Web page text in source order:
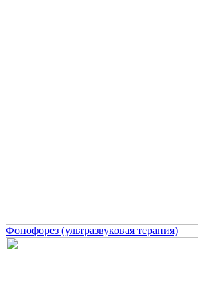
Фонофорез (ультразвуковая терапия)